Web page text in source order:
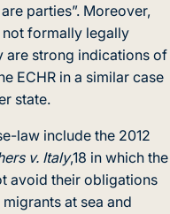
parties”. Moreover,
not formally legally
are strong indications of
ECHR in a similar case
state.
law include the 2012
v. Italy,18 in which the
avoid their obligations
at sea and